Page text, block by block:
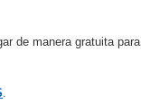
de manera gratuita para
.